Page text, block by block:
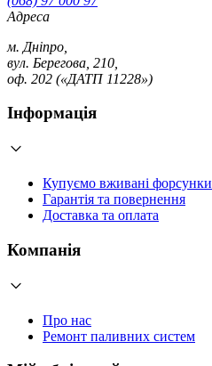
Адреса
м. Дніпро,
вул. Берегова, 210,
оф. 202 («ДАТП 11228»)
Інформація
Купуємо вживані форсунки
Гарантія та повернення
Доставка та оплата
Компанія
Про нас
Ремонт паливних систем